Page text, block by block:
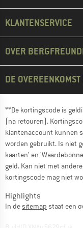
KLANTENSERVICE
OVER
DE
**De kortingscode is
(na retouren).
klantenaccount kunnen
worden gebruikt. Is niet
kaarten' en
geld. Kan niet met
kortingscode mag niet
Highlights
In desitemap staat een